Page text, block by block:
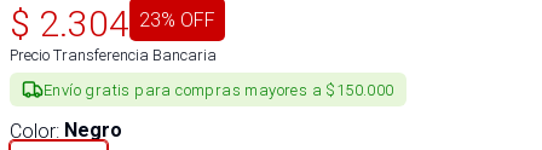
$ 2.304 23% OFF
Precio Transferencia Bancaria
Envío gratis para compras mayores a $150.000
Color: Negro